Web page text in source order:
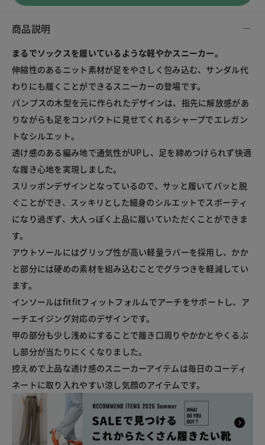
商品説明
まるでソックスを履いているような軽やかスニーカー。
伸縮性のあるニット素材が足をやさしく包み込む、サンダル代
わりにも履くことができるスニーカーの登場です。
パンプスの木型を元に作られたデザインは、指先に解放感があ
りながらも足をコンパクトに見せてくれるシャープでエレガン
トなシルエット。
透け感のある編み地で通気性がUPし、足を締めつけられず快適
な履き心地を実現しました。
スリッポンデザインとなっているので、サッと履いてパッと脱
ぐことができ、スッキリとした細身のシルエットでスポーティ
になり過ぎず、大人っぽく上品に履いていただくことができま
す。
アウトソールにはグリップ性が高い軽量ラバーを採用し、かか
と部分には硬めの素材を組み込むことでグラつきを軽減してい
ます。
インソールはfitfitフィットフォルムでアーチをサポートし、ア
ーチエイジング対応のデザインです。
甲の部分も少し浅めにすることで履き口周りやかかとやくるぶ
し部分が当たりにくくなりました。
控えめで上品な透け感のスニーカーアイテムは毎日のコーディ